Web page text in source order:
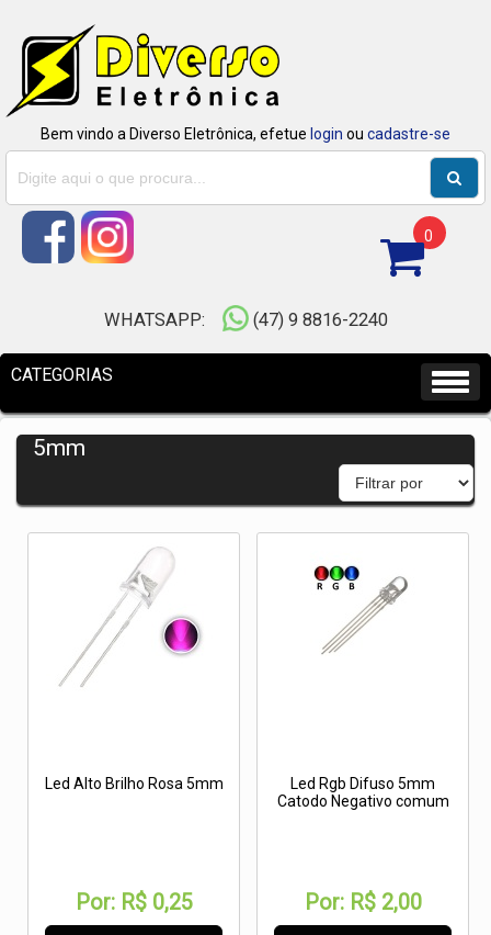
Bem vindo a Diverso Eletrônica, efetue login ou cadastre-se
0
WHATSAPP: (47) 9 8816-2240
5mm
Led Alto Brilho Rosa 5mm
Por: R$ 0,25
Led Rgb Difuso 5mm
Catodo Negativo comum
Por: R$ 2,00